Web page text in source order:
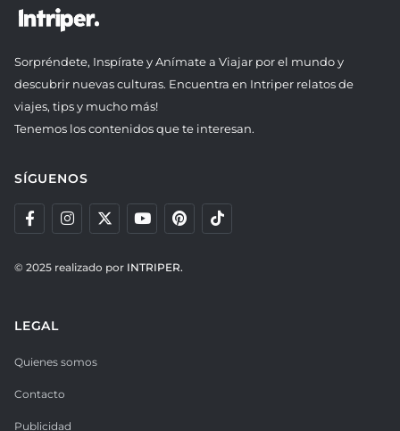
Sorpréndete, Inspírate y Anímate a Viajar por el mundo y
descubrir nuevas culturas. Encuentra en Intriper relatos de
viajes, tips y mucho más!
Tenemos los contenidos que te interesan.
SÍGUENOS
© 2025 realizado por INTRIPER.
LEGAL
Quienes somos
Contacto
Publicidad